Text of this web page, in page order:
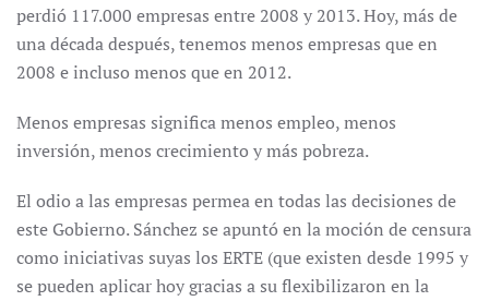
perdió 117.000 empresas entre 2008 y 2013. Hoy, más de
una década después, tenemos menos empresas que en
2008 e incluso menos que en 2012.
Menos empresas significa menos empleo, menos
inversión, menos crecimiento y más pobreza.
El odio a las empresas permea en todas las decisiones de
este Gobierno. Sánchez se apuntó en la moción de censura
como iniciativas suyas los ERTE (que existen desde 1995 y
se pueden aplicar hoy gracias a su flexibilizaron en la